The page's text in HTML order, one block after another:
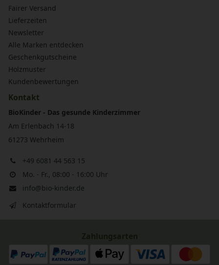
Fairer Versand
Lieferzeiten
Newsletter
Alle Marken entdecken
Geschenkgutscheine
Holzmuster
Kundenbewertungen
Kontakt
BioKinder - Das gesunde Kinderzimmer
Am Erlenbach 14-18
61273 Wehrheim
+49 6081 44 563 15
Mo. - Fr., 08:00 - 16:00 Uhr
info@bio-kinder.de
Kontaktformular
Zahlungsarten